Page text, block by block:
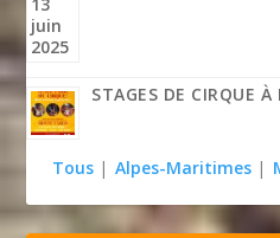
STAGES DE CIRQUE
Tous | Alpes-Maritimes |